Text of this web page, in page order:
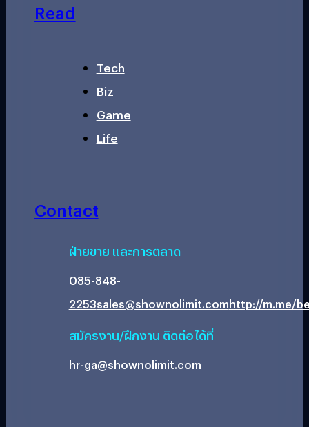
Read
Tech
Biz
Game
Life
Contact
ฝ่ายขาย และการตลาด
085-848-
2253sales@shownolimit.comhttp://m.me/
สมัครงาน/ฝึกงาน ติดต่อได้ที่
hr-ga@shownolimit.com